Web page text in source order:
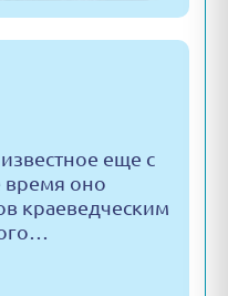
еще с
время оно
краеведческим